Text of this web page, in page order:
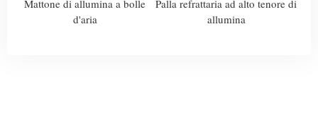
Mattone di allumina a bolle
d'aria
Palla refrattaria ad alto tenore di
allumina